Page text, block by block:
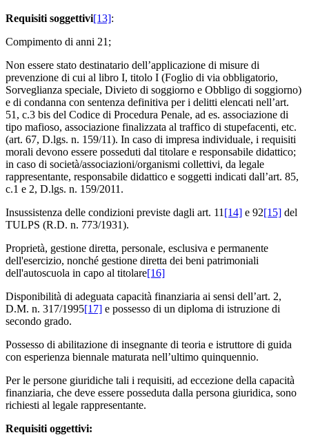
Requisiti soggettivi[13]:
Compimento di anni 21;
Non essere stato destinatario dell’applicazione di misure di
prevenzione di cui al libro I, titolo I (Foglio di via obbligatorio,
Sorveglianza speciale, Divieto di soggiorno e Obbligo di soggiorno)
e di condanna con sentenza definitiva per i delitti elencati nell’art.
51, c.3 bis del Codice di Procedura Penale, ad es. associazione di
tipo mafioso, associazione finalizzata al traffico di stupefacenti, etc.
(art. 67, D.lgs. n. 159/11). In caso di impresa individuale, i requisiti
morali devono essere posseduti dal titolare e responsabile didattico;
in caso di società/associazioni/organismi collettivi, da legale
rappresentante, responsabile didattico e soggetti indicati dall’art. 85,
c.1 e 2, D.lgs. n. 159/2011.
Insussistenza delle condizioni previste dagli art. 11 [14] e 92[15] del
TULPS (R.D. n. 773/1931).
Proprietà, gestione diretta, personale, esclusiva e permanente
dell'esercizio, nonché gestione diretta dei beni patrimoniali
dell'autoscuola in capo al titolare[16]
Disponibilità di adeguata capacità finanziaria ai sensi dell’art. 2,
D.M. n. 317/1995[17] e possesso di un diploma di istruzione di
secondo grado.
Possesso di abilitazione di insegnante di teoria e istruttore di guida
con esperienza biennale maturata nell’ultimo quinquennio.
Per le persone giuridiche tali i requisiti, ad eccezione della capacità
finanziaria, che deve essere posseduta dalla persona giuridica, sono
richiesti al legale rappresentante.
Requisiti oggettivi: